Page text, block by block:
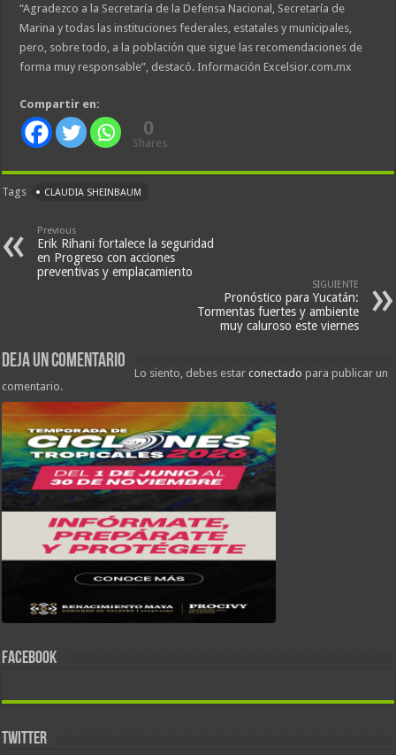
“Agradezco a la Secretaría de la Defensa Nacional, Secretaría de
Marina y todas las instituciones federales, estatales y municipales,
pero, sobre todo, a la población que sigue las recomendaciones de
forma muy responsable”, destacó. Información Excelsior.com.mx
Compartir en:
0
Shares
Tags CLAUDIA SHEINBAUM
Previous
Erik Rihani fortalece la seguridad
en Progreso con acciones
preventivas y emplacamiento
SIGUIENTE
Pronóstico para Yucatán:
Tormentas fuertes y ambiente
muy caluroso este viernes
Deja un comentario
Lo siento, debes estarconectado para publicar un
comentario.
FACEBOOK
TWITTER